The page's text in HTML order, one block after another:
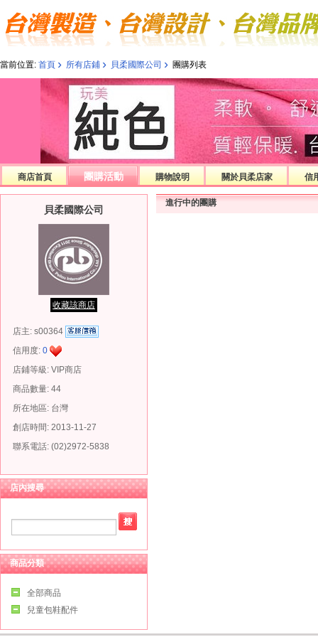
當前位置: 首頁 › 所有店鋪 › 貝柔國際公司 › 團購列表
商店首頁 團購活動 購物說明 關於貝柔店家 信
貝柔國際公司
收藏該商店
店主: s00364
信用度: 0
店鋪等級: VIP商店
商品數量: 44
所在地區: 台灣
創店時間: 2013-11-27
聯系電話: (02)2972-5838
店內搜尋
商品分類
全部商品
兒童包鞋配件
進行中的團購